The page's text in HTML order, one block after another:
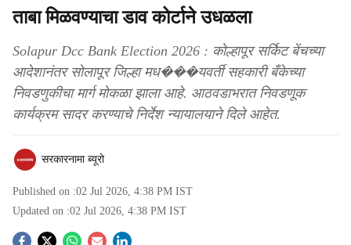
ताबा मिळवण्याचा डाव कोर्टाने उधळला
Solapur Dcc Bank Election 2026 : कोल्हापूर सर्किट बेंचच्या
आदेशानंतर सोलापूर जिल्हा मध���यवर्ती सहकारी बँकेच्या
निवडणुकीचा मार्ग मोकळा झाला आहे. आठवडाभरात निवडणूक
कार्यक्रम सादर करण्याचे निर्देश न्यायालयाने दिले आहेत.
सरकारनामा ब्यूरो
Published on :02 Jul 2026, 4:38 PM IST
Updated on :02 Jul 2026, 4:38 PM IST